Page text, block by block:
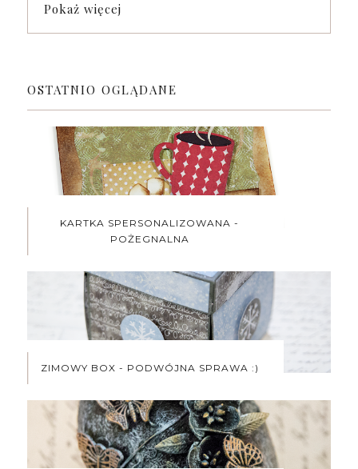
Pokaż więcej
OSTATNIO OGLĄDANE
KARTKA SPERSONALIZOWANA -
POŻEGNALNA
ZIMOWY BOX - PODWÓJNA SPRAWA :)